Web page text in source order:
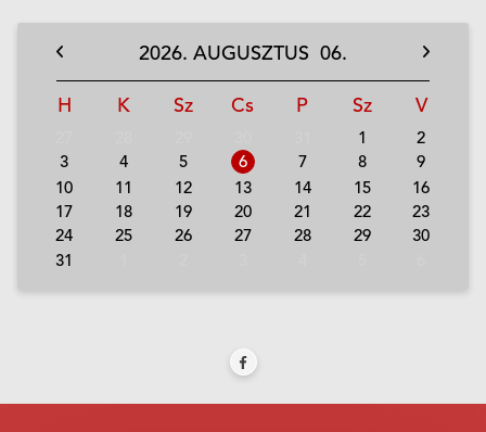
2026. AUGUSZTUS 06.
H K Sz Cs P Sz V
1
2
3
4 5 6 7 8
9
10
11 12 13 14 15
16
17
18 19 20 21 22
23
24
25 26 27 28 29
30
31